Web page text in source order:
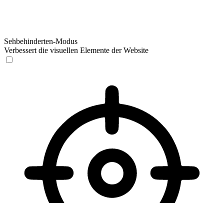
Sehbehinderten-Modus
Verbessert die visuellen Elemente der Website